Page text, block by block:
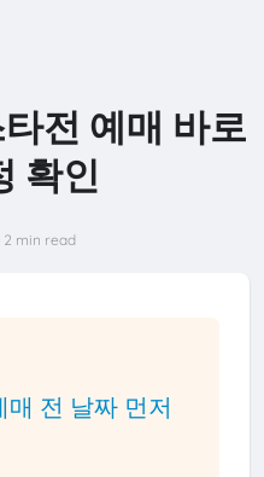
전 예매 바로
확인
2 min read
전 날짜 먼저